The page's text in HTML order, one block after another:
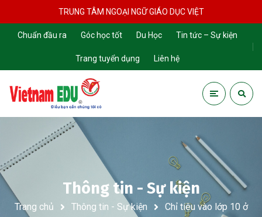
TRUNG TÂM NGOẠI NGỮ GIÁO DỤC VIỆT
Chuẩn đầu ra Góc học tốt Du Học Tin tức – Sự kiện
Trang tuyển dụng Liên hệ
Thông tin - Sự kiện
Trang chủ Thông tin - Sự kiện
Chỉ tiêu vào lớp 10 ở